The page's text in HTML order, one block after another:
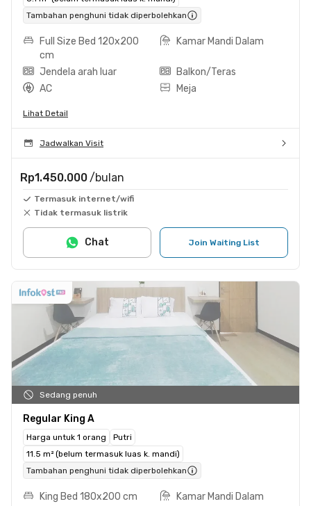
Tambahan penghuni tidak diperbolehkan
Full Size Bed 120x200
cm
Kamar Mandi Dalam
Jendela arah luar
Balkon/Teras
AC
Meja
Lihat Detail
Jadwalkan Visit
Rp1.450.000 /bulan
Termasuk internet/wifi
Tidak termasuk listrik
Join Waiting List
Chat
Sedang penuh
Regular King A
Harga untuk 1 orang
Putri
11.5 m² (belum termasuk luas k. mandi)
Tambahan penghuni tidak diperbolehkan
King Bed 180x200 cm
Kamar Mandi Dalam